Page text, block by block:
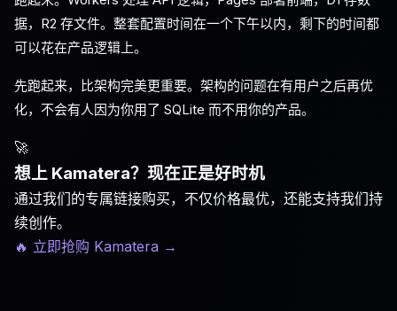
据，R2 存文件。整套配置时间在一个下午以内，剩下的时间都
可以花在产品逻辑上。
先跑起来，比架构完美更重要。架构的问题在有用户之后再优
化，不会有人因为你用了 SQLite 而不用你的产品。
🚀
想上 Kamatera？现在正是好时机
通过我们的专属链接购买，不仅价格最优，还能支持我们持
续创作。
🔥 立即抢购 Kamatera →